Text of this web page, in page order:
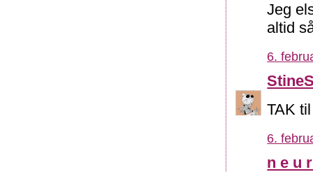
Jeg
altid
6.
TAK
6.
n e u